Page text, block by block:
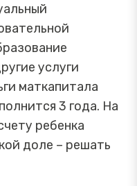
услуги
маткапитала
3 года. На
ребенка
доле – решать